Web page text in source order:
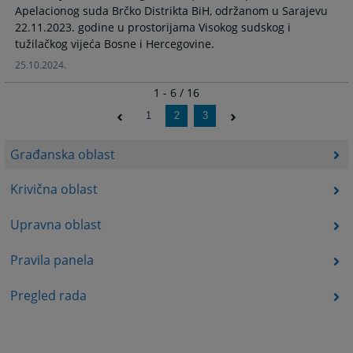
Građanska oblast
Krivična oblast
Upravna oblast
Pravila panela
Pregled rada
Apelacionog suda Brčko Distrikta BiH, održanom u Sarajevu
22.11.2023. godine u prostorijama Visokog sudskog i
tužilačkog vijeća Bosne i Hercegovine.
25.10.2024.
1 - 6 / 16
1 2 3